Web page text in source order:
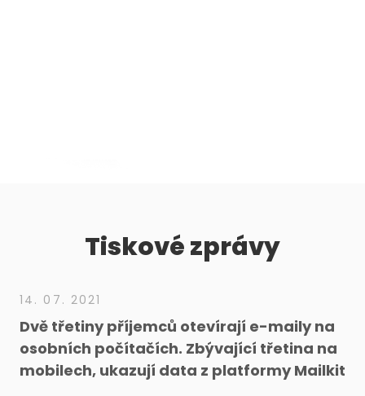
Tiskové zprávy
14. 07. 2021
Dvě třetiny příjemců otevírají e-maily na
osobních počítačích. Zbývající třetina na
mobilech, ukazují data z platformy Mailkit